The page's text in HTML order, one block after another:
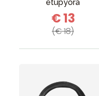
etupyörä
€ 13
(€ 18)
Aurinko ja